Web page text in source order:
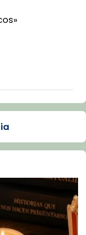
Fa gairebé
la
Vatican
news/2026-
papa-viaje-